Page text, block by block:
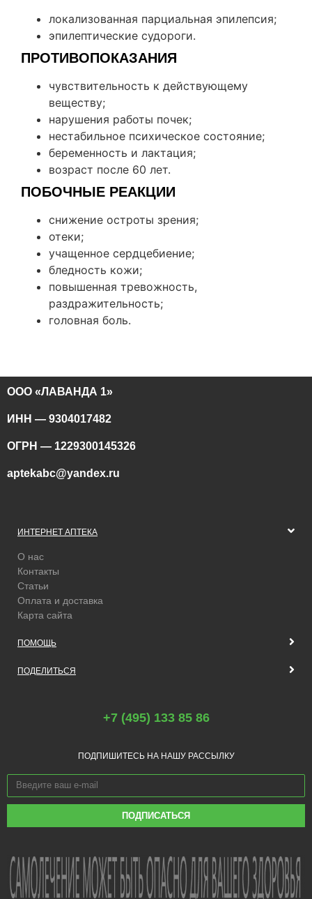
локализованная парциальная эпилепсия;
эпилептические судороги.
ПРОТИВОПОКАЗАНИЯ
чувствительность к действующему
веществу;
нарушения работы почек;
нестабильное психическое состояние;
беременность и лактация;
возраст после 60 лет.
ПОБОЧНЫЕ РЕАКЦИИ
снижение остроты зрения;
отеки;
учащенное сердцебиение;
бледность кожи;
повышенная тревожность,
раздражительность;
головная боль.
ООО «ЛАВАНДА 1»
ИНН — 9304017482
ОГРН — 1229300145326
aptekabc@yandex.ru
ИНТЕРНЕТ АПТЕКА
О нас
Контакты
Статьи
Оплата и доставка
Карта сайта
ПОМОЩЬ
ПОДЕЛИТЬСЯ
+7 (495) 133 85 86
ПОДПИШИТЕСЬ НА НАШУ РАССЫЛКУ
ПОДПИСАТЬСЯ